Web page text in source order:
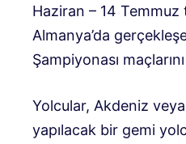
Haziran – 14 Temmuz
Almanya’da
Şampiyonası
Yolcular, Akdeniz
yapılacak bir gemi